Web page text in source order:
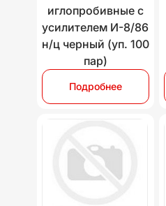
иглопробивные с
усилителем И-8/86
н/ц черный (уп. 100
пар)
Подробнее